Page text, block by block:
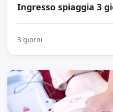
Ingresso spiaggia 3
3 giorni